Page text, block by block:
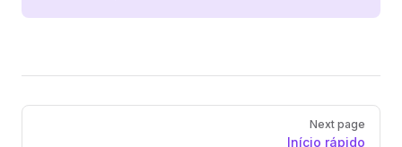
Pager
Next page
Início rápido